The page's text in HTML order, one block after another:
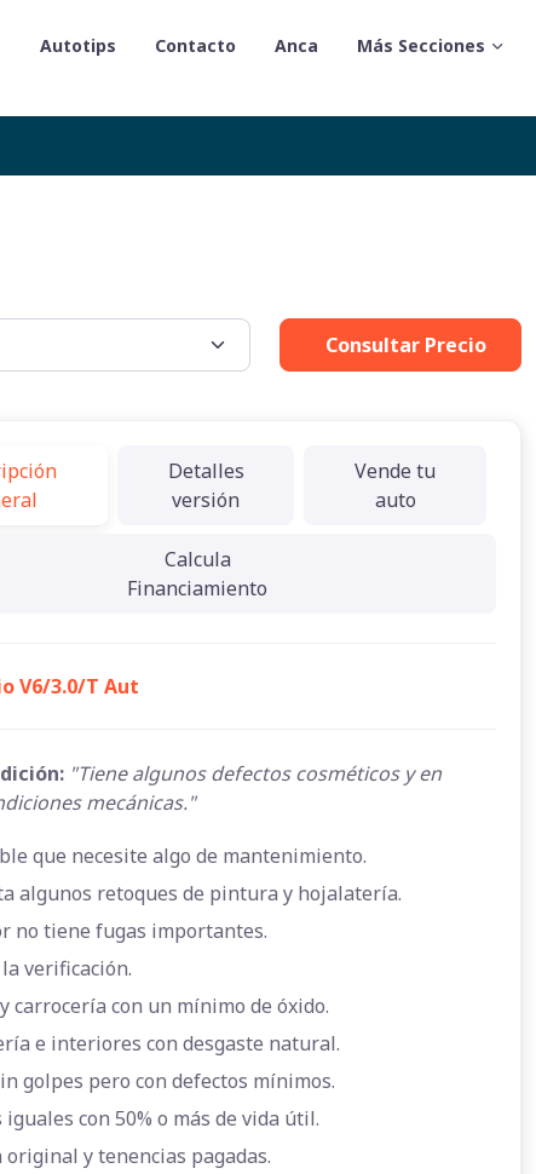
Autotips Contacto Anca Más Secciones
Consultar Precio
Detalles
versión
Vende tu
auto
Calcula
Financiamiento
V6/3.0/T Aut
"Tiene algunos defectos cosméticos y en
mecánicas."
que necesite algo de mantenimiento.
algunos retoques de pintura y hojalatería.
no tiene fugas importantes.
verificación.
carrocería con un mínimo de óxido.
e interiores con desgaste natural.
golpes pero con defectos mínimos.
con 50% o más de vida útil.
original y tenencias pagadas.